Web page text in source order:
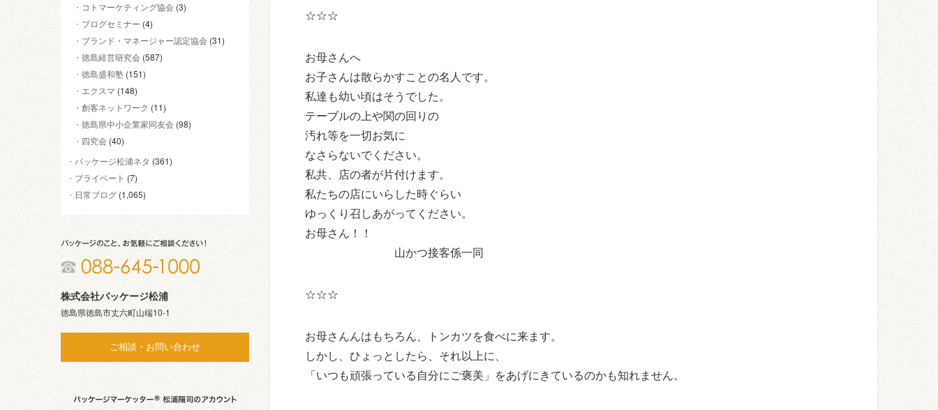
コトマーケティング協会 (3)
ブログセミナー (4)
ブランド・マネージャー認定協会 (31)
徳島経営研究会 (587)
徳島盛和塾 (151)
エクスマ (148)
創客ネットワーク (11)
徳島県中小企業家同友会 (98)
四究会 (40)
パッケージ松浦ネタ (361)
プライベート (7)
日常ブログ (1,065)
株式会社パッケージ松浦
徳島県徳島市丈六町山端10-1
ご相談・お問い合わせ
☆☆☆
お母さんへ
お子さんは散らかすことの名人です。
私達も幼い頃はそうでした。
テーブルの上や関の回りの
汚れ等を一切お気に
なさらないでください。
私共、店の者が片付けます。
私たちの店にいらした時ぐらい
ゆっくり召しあがってください。
お母さん！！
山かつ接客係一同
☆☆☆
お母さんんはもちろん、トンカツを食べに来ます。
しかし、ひょっとしたら、それ以上に、
「いつも頑張っている自分にご褒美」をあげにきているのかも知れません。